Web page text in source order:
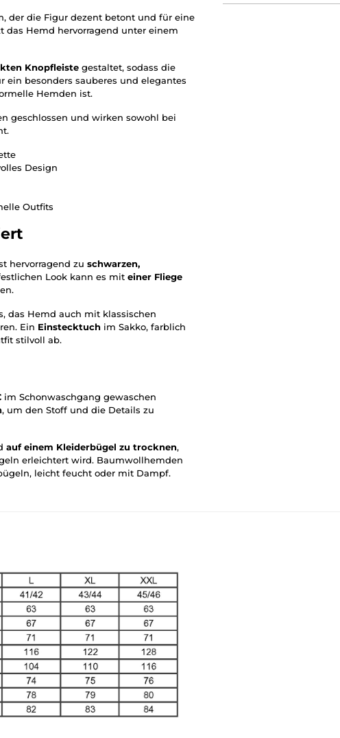
der die Figur dezent betont und für eine
das Hemd hervorragend unter einem
Knopfleiste gestaltet, sodass die
ein besonders sauberes und elegantes
Hemden ist.
geschlossen und wirken sowohl bei
Design
Outfits
hervorragend zu schwarzen,
Look kann es mit einer Fliege
das Hemd auch mit klassischen
Ein Einstecktuch im Sakko, farblich
stilvoll ab.
im Schonwaschgang gewaschen
, um den Stoff und die Details zu
auf einem Kleiderbügel zu trocknen,
erleichtert wird. Baumwollhemden
leicht feucht oder mit Dampf.